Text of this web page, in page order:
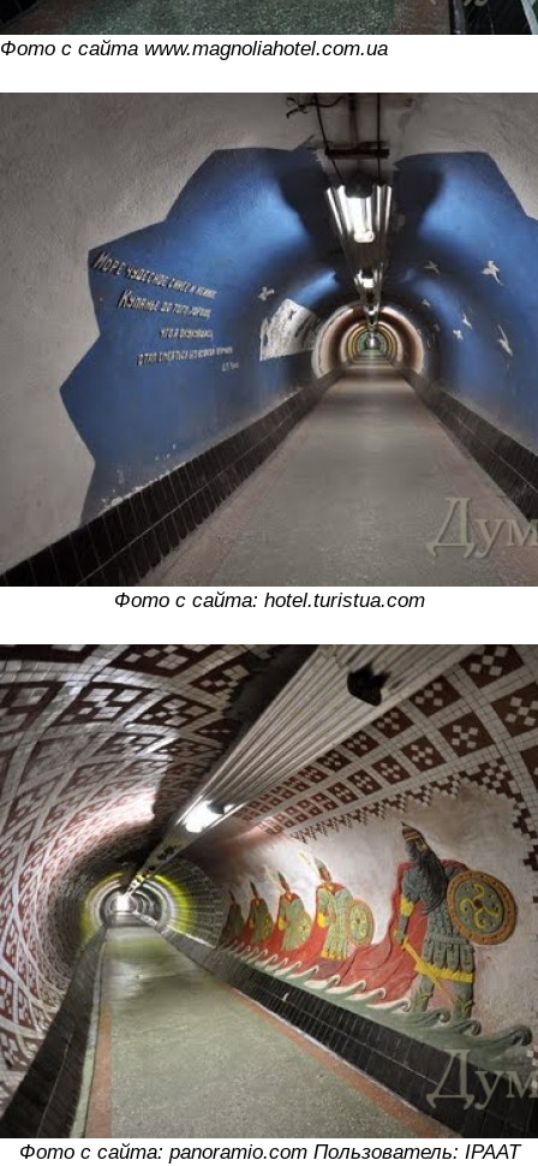
Фото с сайта www.magnoliahotel.com.ua
Фото с сайта: hotel.turistua.com
Фото с сайта: panoramio.com Пользователь: IPAAT